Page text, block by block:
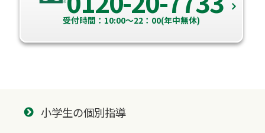
受付時間：10:00～22：00(年中無休)
小学生の個別指導